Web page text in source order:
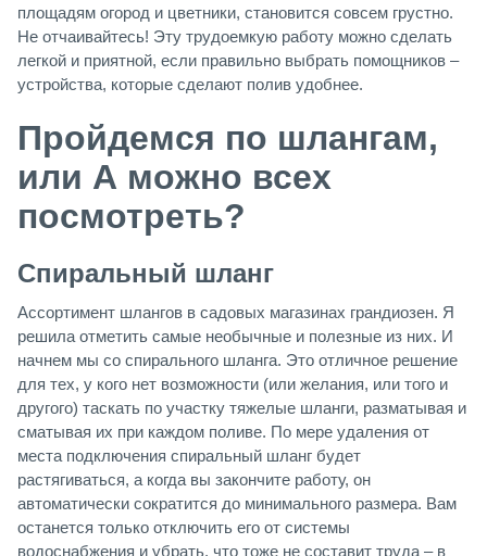
площадям огород и цветники, становится совсем грустно.
Не отчаивайтесь! Эту трудоемкую работу можно сделать
легкой и приятной, если правильно выбрать помощников –
устройства, которые сделают полив удобнее.
Пройдемся по шлангам,
или А можно всех
посмотреть?
Спиральный шланг
Ассортимент шлангов в садовых магазинах грандиозен. Я
решила отметить самые необычные и полезные из них. И
начнем мы со спирального шланга. Это отличное решение
для тех, у кого нет возможности (или желания, или того и
другого) таскать по участку тяжелые шланги, разматывая и
сматывая их при каждом поливе. По мере удаления от
места подключения спиральный шланг будет
растягиваться, а когда вы закончите работу, он
автоматически сократится до минимального размера. Вам
останется только отключить его от системы
водоснабжения и убрать, что тоже не составит труда – в